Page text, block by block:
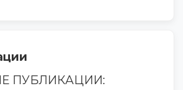
ПУБЛИКАЦИИ: